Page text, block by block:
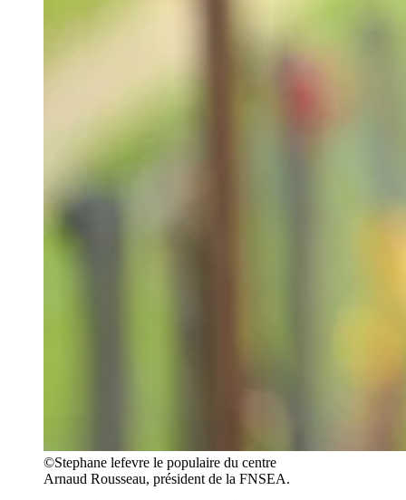
©Stephane lefevre le populaire du centre
Arnaud Rousseau, président de la FNSEA.